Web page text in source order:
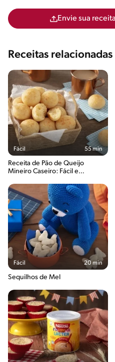
Envie sua receita
Receitas relacionadas
Fácil 55 min
Receita de Pão de Queijo
Mineiro Caseiro: Fácil e
Fácil 20 min
Sequilhos de Mel